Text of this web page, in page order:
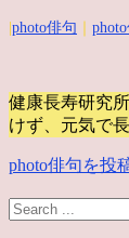
photo俳句
健康長寿研究
けず、元気で
photo俳句を投